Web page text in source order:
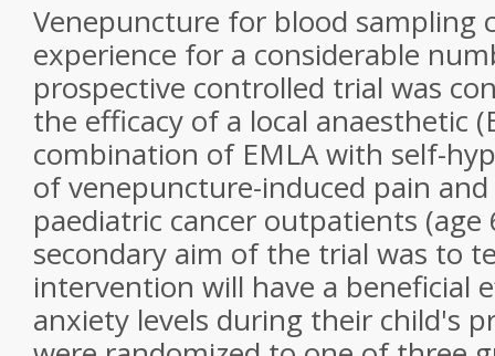
Venepuncture for blood sampling
experience for a considerable
prospective controlled trial was
the efficacy of a local anaesthetic
combination of EMLA with self-
of venepuncture-induced pain
paediatric cancer outpatients (age
secondary aim of the trial was to
intervention will have a beneficial
anxiety levels during their child's